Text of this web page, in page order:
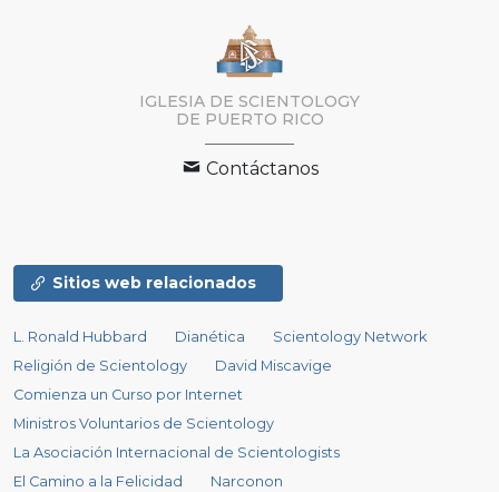
IGLESIA DE SCIENTOLOGY
DE PUERTO RICO
Contáctanos
Sitios web relacionados
L. Ronald Hubbard Dianética
Scientology Network
Religión de Scientology
David Miscavige
Comienza un Curso por Internet
Ministros Voluntarios de Scientology
La Asociación Internacional de Scientologists
El Camino a la Felicidad
Narconon